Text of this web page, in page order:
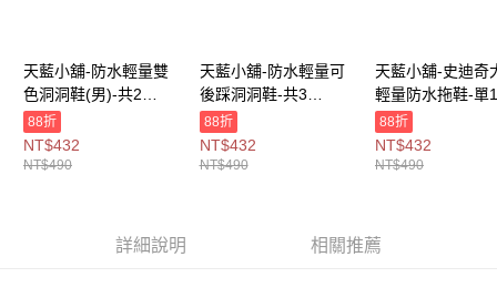
每筆NT$80，滿NT$1,000(含以上)免運費
宅配
每筆NT$100，滿NT$1,000(含以上)免運費
天藍小舖-防水輕量雙
色洞洞鞋(男)-共2
色-$490【A27270465
】
88折
NT$432
NT$490
天藍小舖-防水輕量可
後踩洞洞鞋-共3
色-$490【A27270466
】
88折
NT$432
NT$490
天藍小舖-史迪奇
輕量防水拖鞋-單1
款-$490【
】
88折
NT$432
NT$490
詳細說明 相關推薦